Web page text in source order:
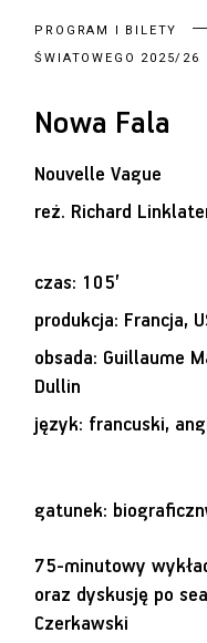
PROGRAM I BILETY
ŚWIATOWEGO 2025/26
Nowa Fala
Nouvelle Vague
reż. Richard
czas: 105’
produkcja: Francja,
obsada: Guillaume
Dullin
język: francuski,
gatunek:
75-minutowy
oraz dyskusję po
Czerkawski